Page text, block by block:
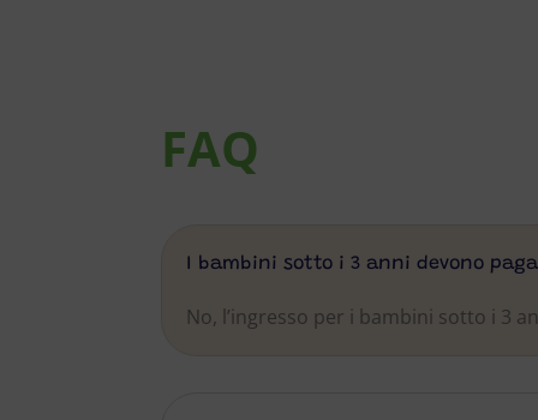
FAQ
I bambini sotto i 3 anni devono
No, l’ingresso per i bambini sotto i 3